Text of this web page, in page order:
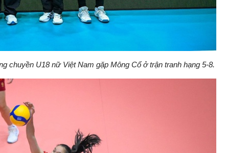
chuyền U18 nữ Việt Nam gặp Mông Cổ ở trận tranh hạng 5-8.